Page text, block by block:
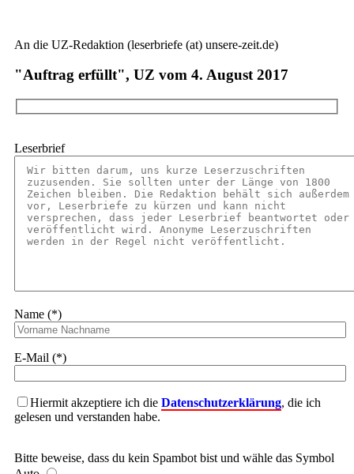
An die UZ-Redaktion (leserbriefe (at) unsere-zeit.de)
"Auftrag erfüllt", UZ vom 4. August 2017
Leserbrief
Name (*)
E-Mail (*)
Hiermit akzeptiere ich die Datenschutzerklärung, die ich
gelesen und verstanden habe.
Bitte beweise, dass du kein Spambot bist und wähle das Symbol